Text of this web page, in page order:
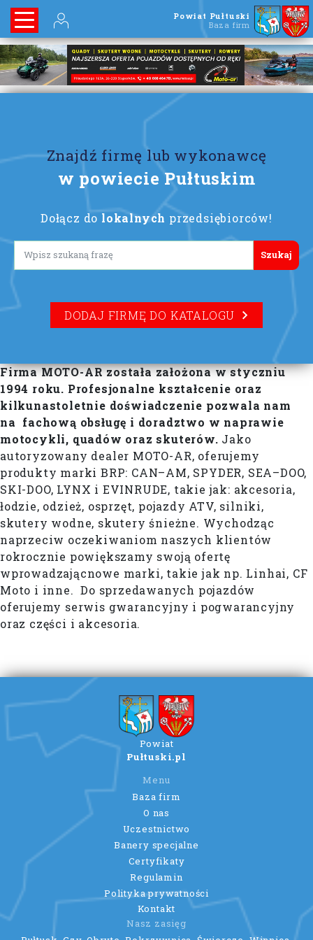
Powiat Pułtuski
Baza firm
Znajdź firmę lub wykonawcę
w powiecie Pułtuskim
Dołącz do lokalnych przedsiębiorców!
Lorem ipsum
DODAJ FIRMĘ DO KATALOGU
Firma MOTO-AR została założona w styczniu
1994 roku. Profesjonalne kształcenie oraz
kilkunastoletnie doświadczenie pozwala nam
na fachową obsługę i doradztwo w naprawie
motocykli, quadów oraz skuterów. Jako
autoryzowany dealer MOTO-AR, oferujemy
produkty marki BRP: CAN–AM, SPYDER, SEA–DOO,
SKI-DOO, LYNX i EVINRUDE, takie jak: akcesoria,
łodzie, odzież, osprzęt, pojazdy ATV, silniki,
skutery wodne, skutery śnieżne. Wychodząc
naprzeciw oczekiwaniom naszych klientów
rokrocznie powiększamy swoją ofertę
wprowadzającnowe marki, takie jak np. Linhai, CF
Moto i inne. Do sprzedawanych pojazdów
oferujemy serwis gwarancyjny i pogwarancyjny
oraz części i akcesoria.
Powiat
Pułtuski.pl
Menu
Baza firm
O nas
Uczestnictwo
Banery specjalne
Certyfikaty
Regulamin
Polityka prywatności
Kontakt
Nasz zasięg